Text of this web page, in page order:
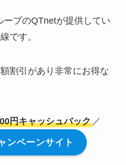
ープのQTnetが提供してい
です。
割引があり非常にお得な
円キャッシュバック／
ンペーンサイト